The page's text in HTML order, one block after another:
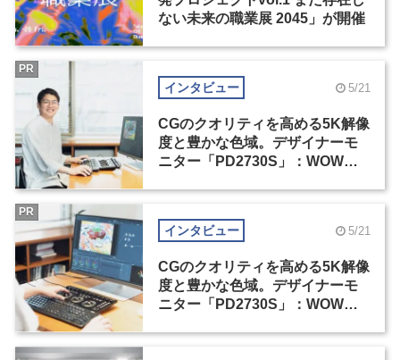
ない未来の職業展 2045」が開催
インタビュー 5/21
CGのクオリティを高める5K解像
度と豊かな色域。デザイナーモ
ニター「PD2730S」：WOW塚
PR
インタビュー 5/21
CGのクオリティを高める5K解像
度と豊かな色域。デザイナーモ
ニター「PD2730S」：WOW塚
PR